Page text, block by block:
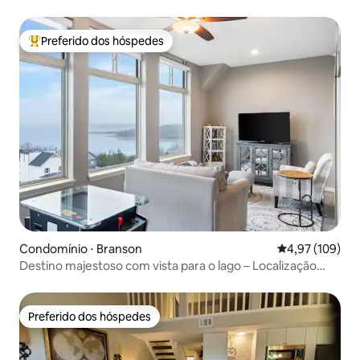
Entre os melhores preferidos dos hóspedes
Preferido dos hóspedes
Condomínio ⋅ Branson 4,97 de uma
4,97 (109)
Destino majestoso com vista para o lago – Localização
Preferido dos hóspedes
Preferido dos hóspedes